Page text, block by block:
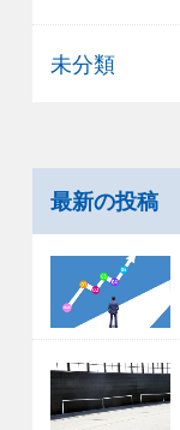
未分類
最新の投稿